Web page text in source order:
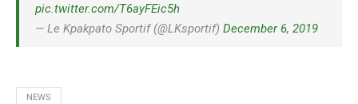
pic.twitter.com/T6ayFEic5h
— Le Kpakpato Sportif (@LKsportif) December 6, 2019
NEWS